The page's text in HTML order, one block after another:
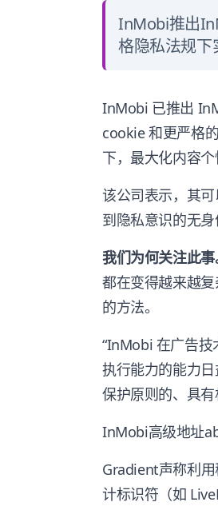
InMobi推出
格隐私法规下
InMobi 已推出
cookie 和更严格
下，最大化内容个
该公司表示，其
到隐私意识的无身
我们为何关注此事
都在变得越来越
的方法。
“InMobi 在广告
执行能力的能力
保护原则的、具
InMobi高级地址
Gradient声称利
计标识符（如